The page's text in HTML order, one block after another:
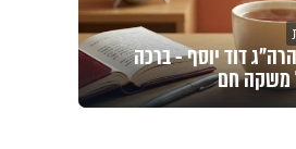
דוד יוסף - ברכה
משקה חם